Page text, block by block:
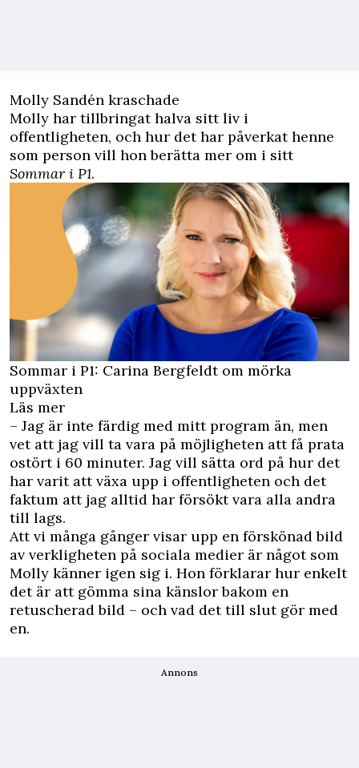
Molly Sandén kraschade
Molly har tillbringat halva sitt liv i
offentligheten, och hur det har påverkat henne
som person vill hon berätta mer om i sitt
Sommar i P1.
Sommar i P1: Carina Bergfeldt om mörka
uppväxten
Läs mer
– Jag är inte färdig med mitt program än, men
vet att jag vill ta vara på möjligheten att få prata
ostört i 60 minuter. Jag vill sätta ord på hur det
har varit att växa upp i offentligheten och det
faktum att jag alltid har försökt vara alla andra
till lags.
Att vi många gånger visar upp en förskönad bild
av verkligheten på sociala medier är något som
Molly känner igen sig i. Hon förklarar hur enkelt
det är att gömma sina känslor bakom en
retuscherad bild – och vad det till slut gör med
en.
Annons